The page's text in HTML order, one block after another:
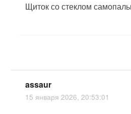
Щиток со стеклом
assaur
15 января 2026, 20:53:01